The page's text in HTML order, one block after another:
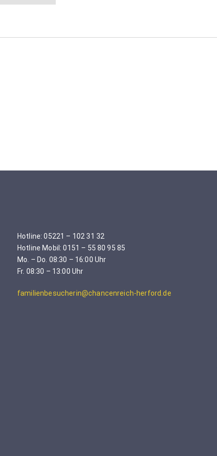
Hotline: 05221 – 102 31 32
Hotline Mobil: 0151 – 55 80 95 85
Mo. – Do. 08:30 – 16:00 Uhr
Fr. 08:30 – 13:00 Uhr
familienbesucherin@chancenreich-herford.de